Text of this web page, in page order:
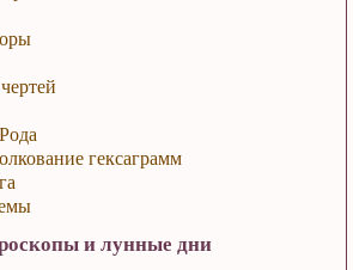
гексаграмм
и лунные дни